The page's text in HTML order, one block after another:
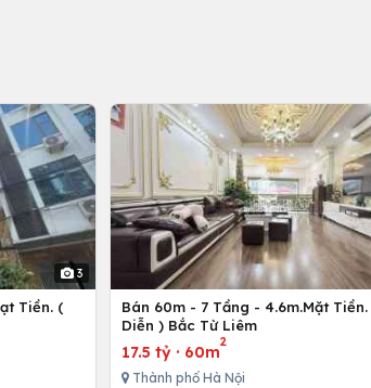
3
Tiền. (
Bán 60m - 7 Tầng - 4.6m.Mặt
Diễn ) Bắc Từ Liêm
17.5 tỷ· 60m
2
Thành phố Hà Nội